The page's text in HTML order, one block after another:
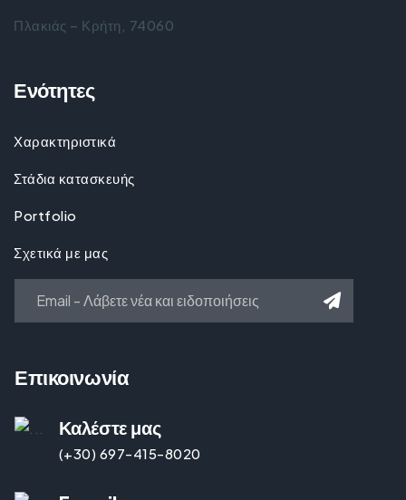
Πλακιάς – Κρήτη, 74060
Ενότητες
Χαρακτηριστικά
Στάδια κατασκευής
Portfolio
Σχετικά με μας
Επικοινωνία
Καλέστε μας
(+30) 697-415-8020